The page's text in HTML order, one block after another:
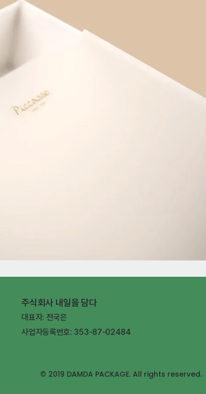
주식회사 내일을 담다
대표자: 전국은
사업자등록번호: 353-87-02484
© 2019 DAMDA PACKAGE. All rights reserved.